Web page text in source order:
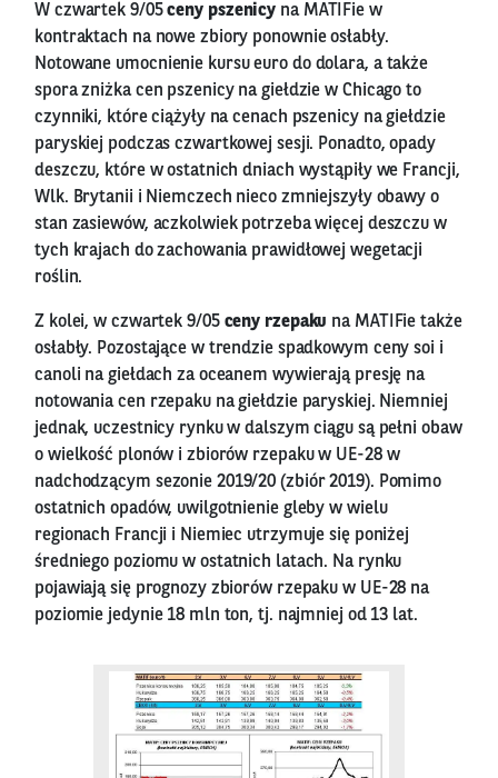
W czwartek 9/05ceny pszenicy na MATIFie w
kontraktach na nowe zbiory ponownie osłabły.
Notowane umocnienie kursu euro do dolara, a także
spora zniżka cen pszenicy na giełdzie w Chicago to
czynniki, które ciążyły na cenach pszenicy na giełdzie
paryskiej podczas czwartkowej sesji. Ponadto, opady
deszczu, które w ostatnich dniach wystąpiły we Francji,
Wlk. Brytanii i Niemczech nieco zmniejszyły obawy o
stan zasiewów, aczkolwiek potrzeba więcej deszczu w
tych krajach do zachowania prawidłowej wegetacji
roślin.
Z kolei, w czwartek 9/05 ceny rzepaku na MATIFie także
osłabły. Pozostające w trendzie spadkowym ceny soi i
canoli na giełdach za oceanem wywierają presję na
notowania cen rzepaku na giełdzie paryskiej. Niemniej
jednak, uczestnicy rynku w dalszym ciągu są pełni obaw
o wielkość plonów i zbiorów rzepaku w UE-28 w
nadchodzącym sezonie 2019/20 (zbiór 2019). Pomimo
ostatnich opadów, uwilgotnienie gleby w wielu
regionach Francji i Niemiec utrzymuje się poniżej
średniego poziomu w ostatnich latach. Na rynku
pojawiają się prognozy zbiorów rzepaku w UE-28 na
poziomie jedynie 18 mln ton, tj. najmniej od 13 lat.